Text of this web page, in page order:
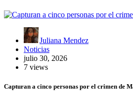
Juliana Mendez
Noticias
julio 30, 2026
7 views
Capturan a cinco personas por el crimen de